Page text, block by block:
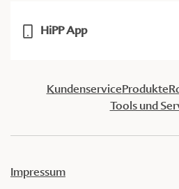
HiPP App
KundenserviceProdukte
Tools und
Impressum